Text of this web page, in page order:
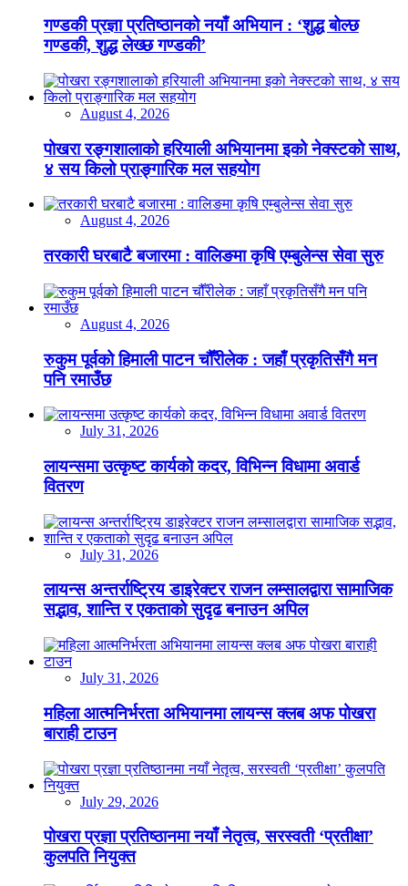
गण्डकी प्रज्ञा प्रतिष्ठानको नयाँ अभियान : ‘शुद्ध बोल्छ
गण्डकी, शुद्ध लेख्छ गण्डकी’
August 4, 2026
पोखरा रङ्गशालाको हरियाली अभियानमा इको नेक्स्टको साथ,
४ सय किलो प्राङ्गारिक मल सहयोग
August 4, 2026
तरकारी घरबाटै बजारमा : वालिङमा कृषि एम्बुलेन्स सेवा सुरु
August 4, 2026
रुकुम पूर्वको हिमाली पाटन चौँरीलेक : जहाँ प्रकृतिसँगै मन
पनि रमाउँछ
July 31, 2026
लायन्समा उत्कृष्ट कार्यको कदर, विभिन्न विधामा अवार्ड
वितरण
July 31, 2026
लायन्स अन्तर्राष्ट्रिय डाइरेक्टर राजन लम्सालद्वारा सामाजिक
सद्भाव, शान्ति र एकताको सुदृढ बनाउन अपिल
July 31, 2026
महिला आत्मनिर्भरता अभियानमा लायन्स क्लब अफ पोखरा
बाराही टाउन
July 29, 2026
पोखरा प्रज्ञा प्रतिष्ठानमा नयाँ नेतृत्व, सरस्वती ‘प्रतीक्षा’
कुलपति नियुक्त